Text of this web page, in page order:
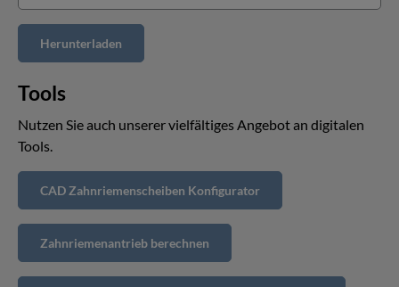
Tools
Nutzen Sie auch unserer vielfältiges Angebot an digitalen
Tools.
CAD Zahnriemenscheiben Konfigurator
Zahnriemenantrieb berechnen